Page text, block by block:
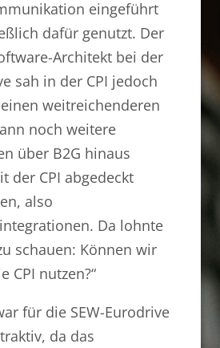
eingeführt
dafür genutzt. Der
Architekt bei der
sah in der CPI jedoch
weitreichenderen
noch weitere
über B2G hinaus
der CPI abgedeckt
also
Da lohnte
schauen: Können wir
CPI nutzen?“
für die SEW-Eurodrive
da das